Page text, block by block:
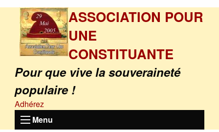
ASSOCIATION POUR
UNE
CONSTITUANTE
Pour que vive la souveraineté
populaire !
Adhérez
Menu